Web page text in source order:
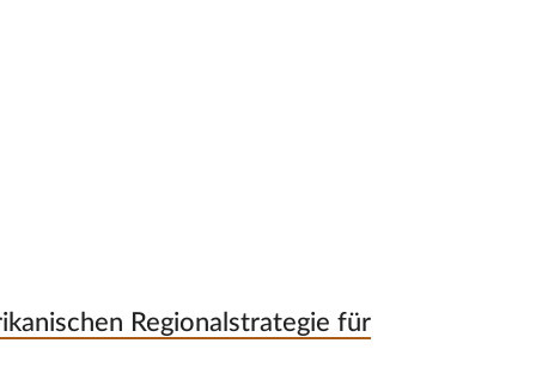
Regionalstrategie für